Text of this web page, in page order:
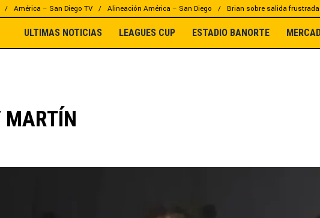
América – San Diego TV Alineación América – San Diego Brian sobre salida
ULTIMAS NOTICIAS LEAGUES CUP ESTADIO BANORTE
MARTÍN